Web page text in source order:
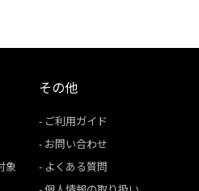
象
その他
ご利用ガイド
お問い合わせ
よくある質問